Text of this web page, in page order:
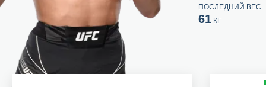
ПОСЛЕДНИЙ ВЕС
61КГ